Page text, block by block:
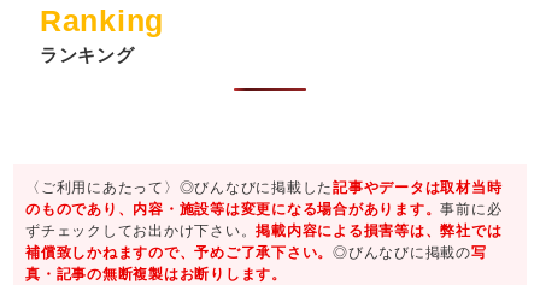
Ranking
ランキング
〈ご利用にあたって〉◎びんなびに掲載した記事やデータは取材当時
のものであり、内容・施設等は変更になる場合があります。事前に必
ずチェックしてお出かけ下さい。掲載内容による損害等は、弊社では
補償致しかねますので、予めご了承下さい。◎びんなびに掲載の写
真・記事の無断複製はお断りします。